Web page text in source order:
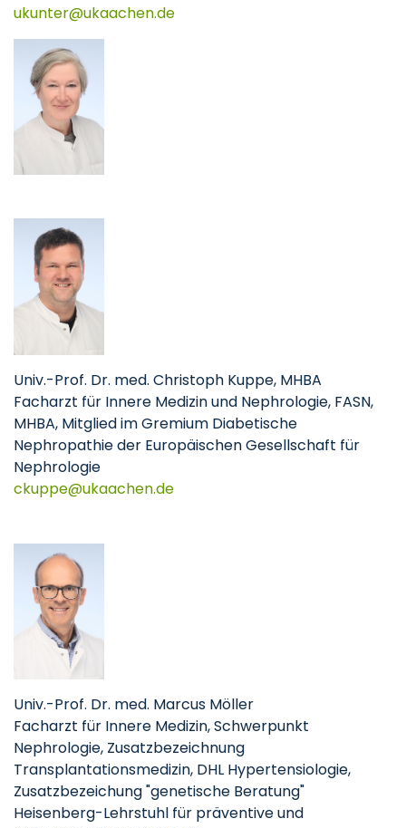
ukunter
ukaachende
Univ.-Prof. Dr. med. Christoph Kuppe, MHBA
Facharzt für Innere Medizin und Nephrologie, FASN,
MHBA, Mitglied im Gremium Diabetische
Nephropathie der Europäischen Gesellschaft für
Nephrologie
ckuppe
ukaachende
Univ.-Prof. Dr. med. Marcus Möller
Facharzt für Innere Medizin, Schwerpunkt
Nephrologie, Zusatzbezeichnung
Transplantationsmedizin, DHL Hypertensiologie,
Zusatzbezeichung "genetische Beratung"
Heisenberg-Lehrstuhl für präventive und